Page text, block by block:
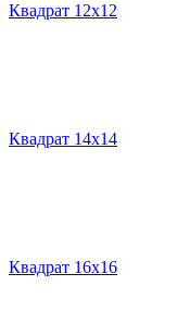
Квадрат 12х12
Квадрат 14х14
Квадрат 16х16